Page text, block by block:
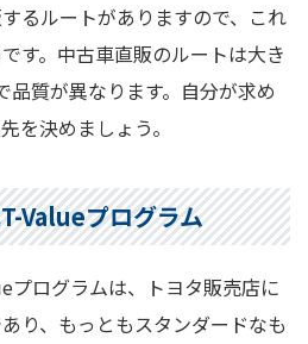
るルートがありますので、これ
す。中古車直販のルートは大き
品質が異なります。自分が求め
を決めましょう。
Valueプログラム
プログラムは、トヨタ販売店に
り、もっともスタンダードなも